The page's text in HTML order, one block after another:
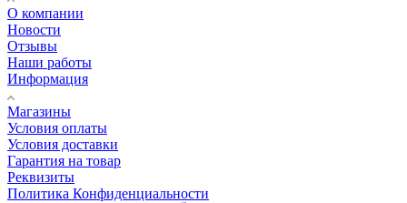
О компании
Новости
Отзывы
Наши работы
Информация
Магазины
Условия оплаты
Условия доставки
Гарантия на товар
Реквизиты
Политика Конфиденциальности